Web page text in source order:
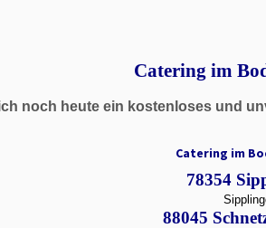
Catering im
noch heute ein kostenloses und
78354
88045